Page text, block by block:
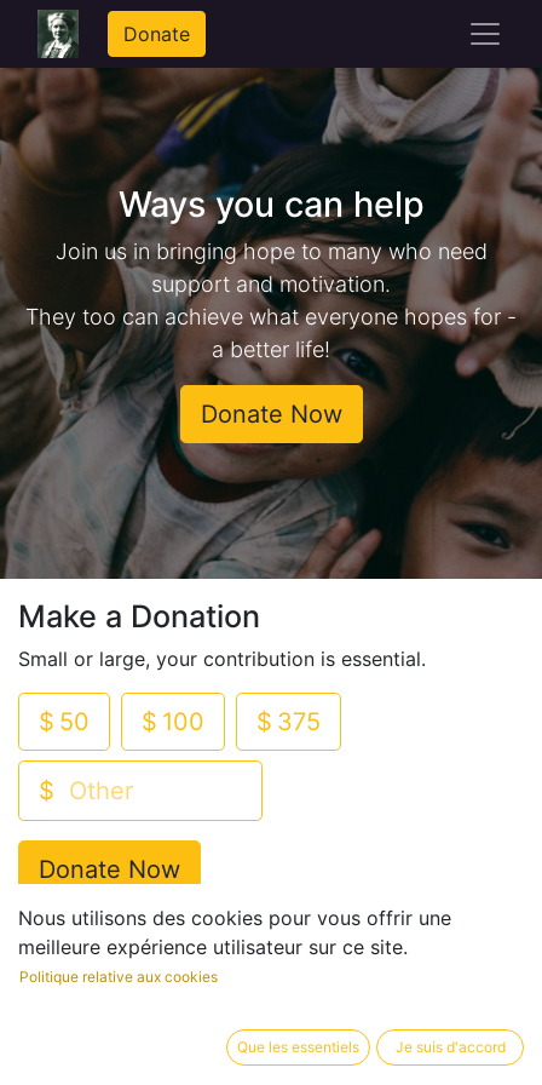
Donate
Ways you can help​
Join us in bringing hope to many who need
support and motivation.
They too can achieve what everyone hopes for -
a better life!
Donate Now
Make a Donation
Small or large, your contribution is essential.
$ 50 $ 100 $ 375
$
Donate Now
Nous utilisons des cookies pour vous offrir une
meilleure expérience utilisateur sur ce site.
Politique relative aux cookies
Que les essentiels Je suis d'accord